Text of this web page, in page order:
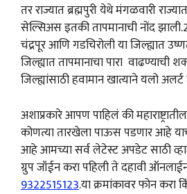
तर राज्यात ब्रह्मपुरी येथे मंगळवारी
सेल्सिअस इतकी तापमानाची नोंद
चंद्रपूर आणि गडचिरोली या जिल्ह्यात
जिल्ह्यात तापमानाचा पारा वाढण्याची
जिल्ह्यांसाठी हवामान खात्याने यलो
अशाप्रकारे आपण पाहिलं की
कोणत्या तारखेला पाऊस पडणार आहे
आहे आमच्या सर्व लेटेस्ट अपडेट साठी
ग्रुप जॉईन करा पहिली ते दहावी
9322515123.या क्रमांकावर फोन करा